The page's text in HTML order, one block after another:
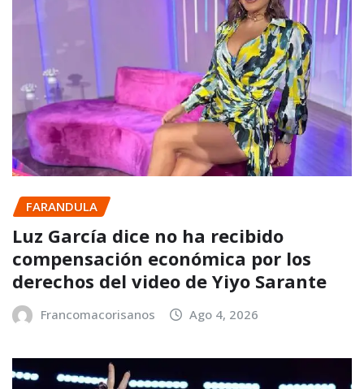
FARANDULA
Luz García dice no ha recibido
compensación económica por los
derechos del video de Yiyo Sarante
Francomacorisanos Ago 4, 2026